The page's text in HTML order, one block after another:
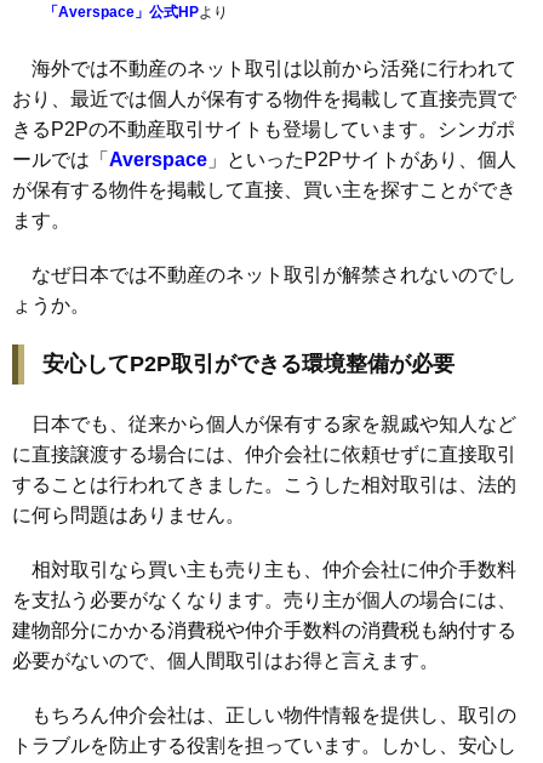
「Averspace」公式HPより
海外では不動産のネット取引は以前から活発に行われて
おり、最近では個人が保有する物件を掲載して直接売買で
きるP2Pの不動産取引サイトも登場しています。シンガポ
ールでは「 Averspace 」といったP2Pサイトがあり、個人
が保有する物件を掲載して直接、買い主を探すことができ
ます。
なぜ日本では不動産のネット取引が解禁されないのでし
ょうか。
安心してP2P取引ができる環境整備が必要
日本でも、従来から個人が保有する家を親戚や知人など
に直接譲渡する場合には、仲介会社に依頼せずに直接取引
することは行われてきました。こうした相対取引は、法的
に何ら問題はありません。
相対取引なら買い主も売り主も、仲介会社に仲介手数料
を支払う必要がなくなります。売り主が個人の場合には、
建物部分にかかる消費税や仲介手数料の消費税も納付する
必要がないので、個人間取引はお得と言えます。
もちろん仲介会社は、正しい物件情報を提供し、取引の
トラブルを防止する役割を担っています。しかし、安心し